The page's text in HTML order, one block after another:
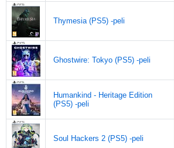
Thymesia (PS5) -peli
Ghostwire: Tokyo (PS5) -peli
Humankind - Heritage Edition
(PS5) -peli
Soul Hackers 2 (PS5) -peli